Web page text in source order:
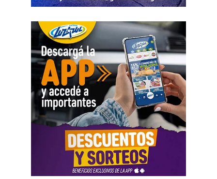
para poder sostener la vida», dijo Chevalier y subrayó
asimétrica sobre las mujeres, provoca una crisis sobre los
cuidados y desorganiza los hogares».
Al abordar la persecución política a sindicalistas y
sindicatos, Biró sostuvo que «el Estado me ha iniciado
una persecución mediática, gremial, jurídica y personal
por ser el secretario general de la Asociación de Pilotos.
Se trata de una campaña abierta y pública de difamación
llevada adelante por funcionarios del gobierno, utilizando
la aplicación Mi Argentina o las carteleras de las
estaciones terminales. Usaron todos los recursos del
Estado. Me imputaron delitos penales, me hicieron saber
que perseguían a mi familia, a mi mujer y a mis hijas, y
tuve que presentar un habeas corpus preventivo».